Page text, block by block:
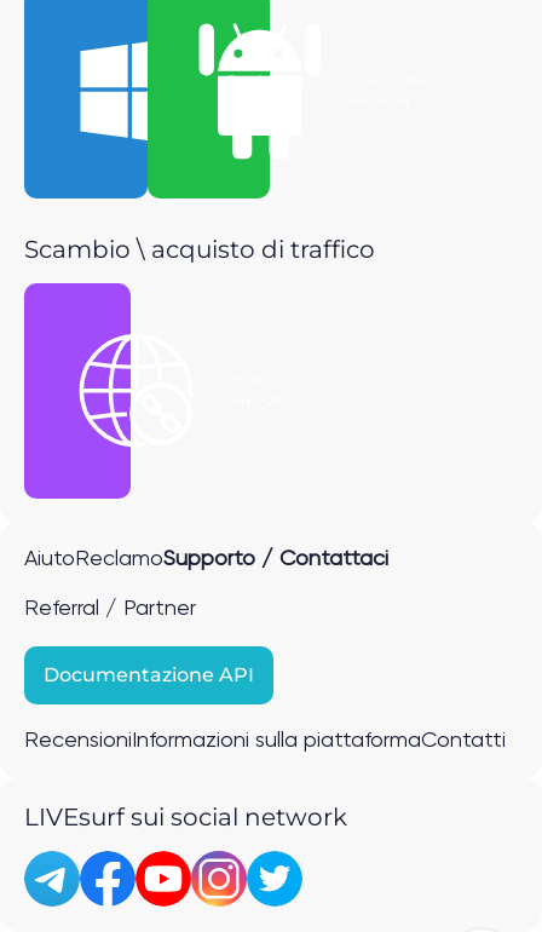
Scarica per
Scambio \ acquisto di traffico
Aiuto ReclamoSupporto / Contattaci
Referral / Partner
Documentazione API
Recensioni Informazioni sulla piattaformaContatti
LIVEsurf sui social network